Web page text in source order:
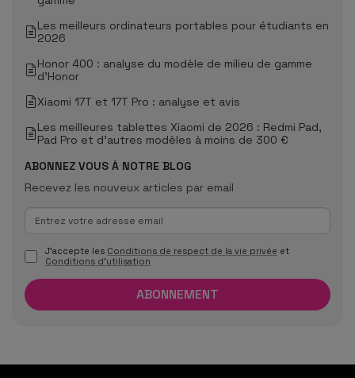
Les meilleurs ordinateurs portables pour étudiants en
2026
Honor 400 : analyse du modèle de milieu de gamme
d'Honor
Xiaomi 17T et 17T Pro : analyse et avis
Les meilleures tablettes Xiaomi de 2026 : Redmi Pad,
Pad Pro et d'autres modèles à moins de 300 €
ABONNEZ VOUS À NOTRE BLOG
Recevez les nouveux articles par email
J'accepte les Conditions de respect de la vie privée et
Conditions d'utilisation